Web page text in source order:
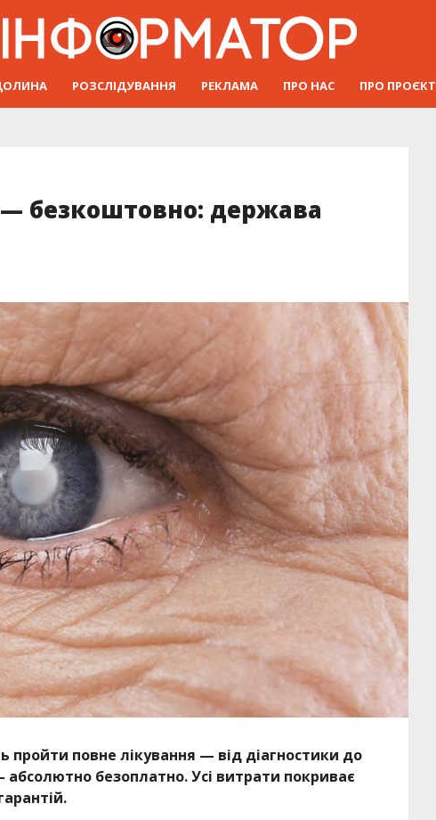
РОЗСЛІДУВАННЯ РЕКЛАМА ПРО НАС ПРО ПРОЄКТ
безкоштовно: держава
пройти повне лікування — від діагностики до
безоплатно. Усі витрати покриває